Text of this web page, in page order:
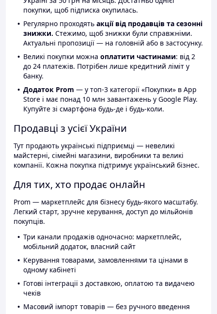
покупки, щоб підписка окупилась.
Регулярно проходять акції від продавців та сезонні
знижки. Стежимо, щоб знижки були справжніми.
Актуальні пропозиції — на головній або в застосунку.
Великі покупки можна оплатити частинами: від 2
до 24 платежів. Потрібен лише кредитний ліміт у
банку.
Додаток Prom — у топ-3 категорії «Покупки» в App
Store і має понад 10 млн завантажень у Google Play.
Купуйте зі смартфона будь-де і будь-коли.
Продавці з усієї України
Тут продають українські підприємці — невеликі
майстерні, сімейні магазини, виробники та великі
компанії. Кожна покупка підтримує український бізнес.
Для тих, хто продає онлайн
Prom — маркетплейс для бізнесу будь-якого масштабу.
Легкий старт, зручне керування, доступ до мільйонів
покупців.
Три канали продажів одночасно: маркетплейс,
мобільний додаток, власний сайт
Керування товарами, замовленнями та цінами в
одному кабінеті
Готові інтеграції з доставкою, оплатою та видачею
чеків
Масовий імпорт товарів — без ручного введення